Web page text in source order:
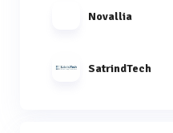
Novallia
SatrindTech